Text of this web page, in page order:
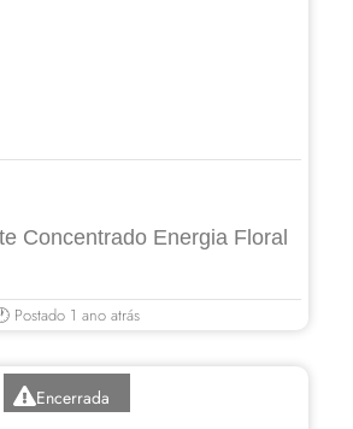
Concentrado Energia Floral
Postado 1 ano atrás
Encerrada